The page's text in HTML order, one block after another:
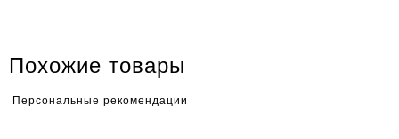
Похожие товары
Персональные рекомендации